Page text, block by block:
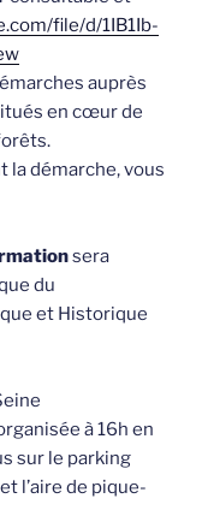
file/d/1IB1Ib-
auprès
en cœur de
la démarche, vous
sera
du
et Historique
à 16h en
sur le parking
l’aire de pique-